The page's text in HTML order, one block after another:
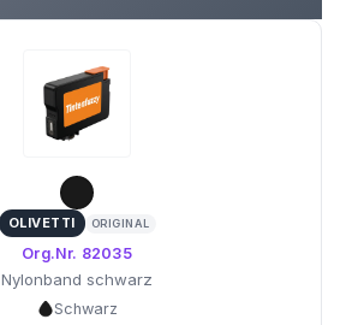
OLIVETTI ORIGINAL
Org.Nr. 82035
Nylonband schwarz
Schwarz